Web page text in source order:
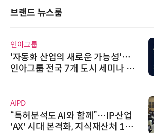
브랜드 뉴스룸
인아그룹
'자동화 산업의 새로운 가능성'…
인아그룹 전국 7개 도시 세미나 페
AIPD
“특허분석도 AI와 함께”…IP산업
'AX' 시대 본격화, 지식재산처 1호